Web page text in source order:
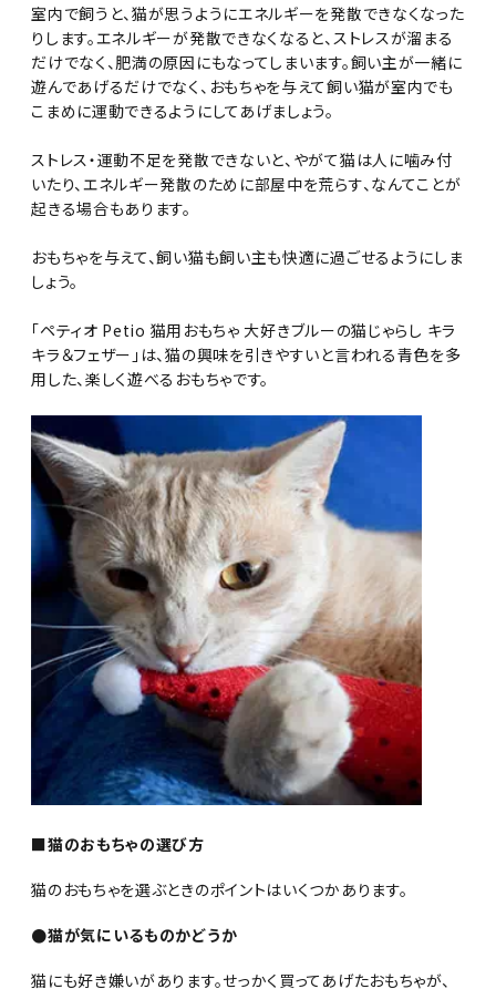
室内で飼うと、猫が思うようにエネルギーを発散できなくなった
りします。エネルギーが発散できなくなると、ストレスが溜まる
だけでなく、肥満の原因にもなってしまいます。飼い主が一緒に
遊んであげるだけでなく、おもちゃを与えて飼い猫が室内でも
こまめに運動できるようにしてあげましょう。
ストレス・運動不足を発散できないと、やがて猫は人に噛み付
いたり、エネルギー発散のために部屋中を荒らす、なんてことが
起きる場合もあります。
おもちゃを与えて、飼い猫も飼い主も快適に過ごせるようにしま
しょう。
「ペティオ Petio 猫用おもちゃ 大好きブルーの猫じゃらし キラ
キラ＆フェザー」は、猫の興味を引きやすいと言われる青色を多
用した、楽しく遊べるおもちゃです。
■猫のおもちゃの選び方
猫のおもちゃを選ぶときのポイントはいくつかあります。
●猫が気にいるものかどうか
猫にも好き嫌いがあります。せっかく買ってあげたおもちゃが、